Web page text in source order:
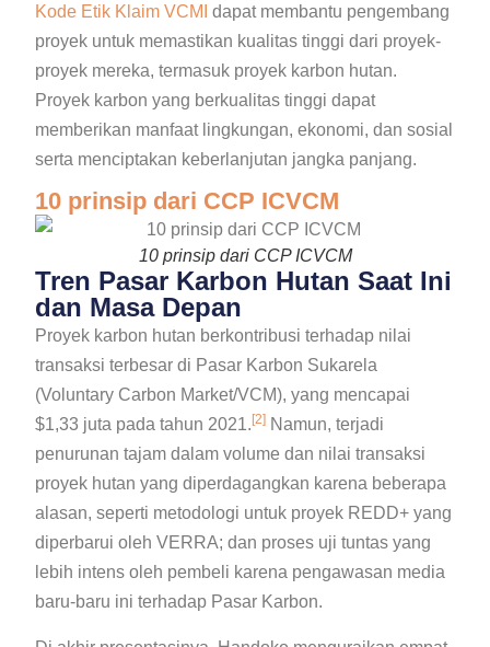
Kode Etik Klaim VCMI dapat membantu pengembang
proyek untuk memastikan kualitas tinggi dari proyek-
proyek mereka, termasuk proyek karbon hutan.
Proyek karbon yang berkualitas tinggi dapat
memberikan manfaat lingkungan, ekonomi, dan sosial
serta menciptakan keberlanjutan jangka panjang.
10 prinsip dari CCP ICVCM
10 prinsip dari CCP ICVCM
Tren Pasar Karbon Hutan Saat Ini
dan Masa Depan
Proyek karbon hutan berkontribusi terhadap nilai
transaksi terbesar di Pasar Karbon Sukarela
(Voluntary Carbon Market/VCM), yang mencapai
$1,33 juta pada tahun 2021.[2] Namun, terjadi
penurunan tajam dalam volume dan nilai transaksi
proyek hutan yang diperdagangkan karena beberapa
alasan, seperti metodologi untuk proyek REDD+ yang
diperbarui oleh VERRA; dan proses uji tuntas yang
lebih intens oleh pembeli karena pengawasan media
baru-baru ini terhadap Pasar Karbon.